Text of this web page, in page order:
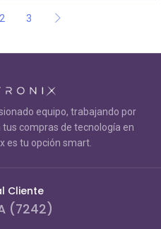
2 3
equipo, trabajando por
compras de tecnología en
es tu opción smart.
Cliente
(7242)